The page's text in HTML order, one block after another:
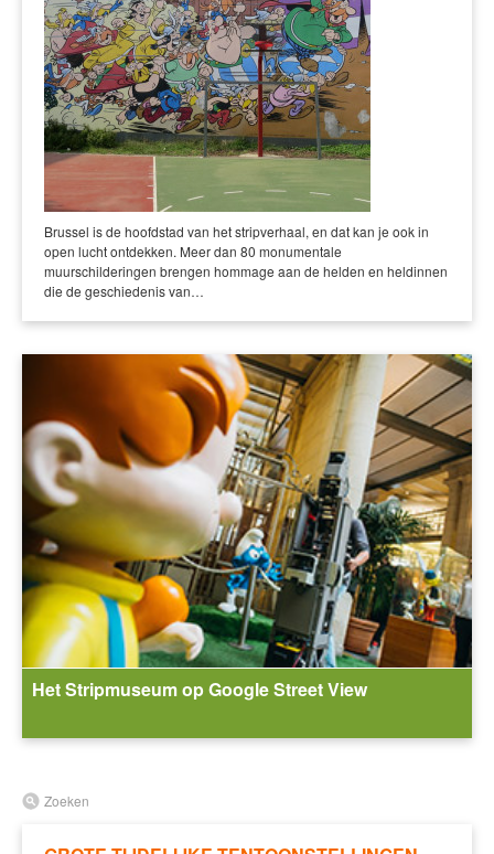
Brussel is de hoofdstad van het stripverhaal, en dat kan je ook in
open lucht ontdekken. Meer dan 80 monumentale
muurschilderingen brengen hommage aan de helden en heldinnen
die de geschiedenis van…
Het Stripmuseum op Google Street View
Zoeken